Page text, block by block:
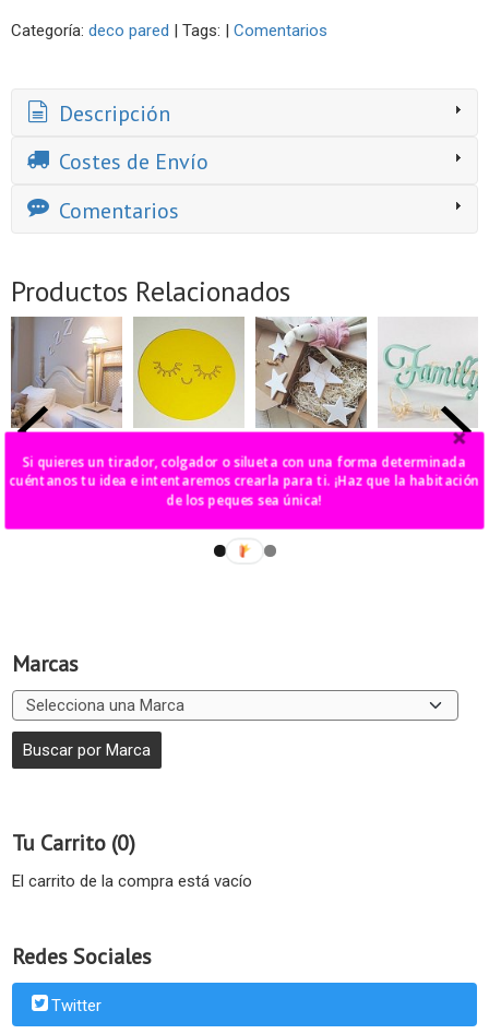
Marcas
Tu Carrito (0)
El carrito de la compra está vacío
Redes Sociales
Twitter
Categoría: deco pared | Tags: | Comentarios
Descripción
Costes de Envío
Comentarios
Productos Relacionados
letras Z para
pared
estilo Kawaii
16,00 €
6,00 €
letras
decorativas
Family
Si quieres un tirador, colgador o silueta con una forma determinada
cuéntanos tu idea e intentaremos crearla para ti. ¡Haz que la habitación
de los peques sea única!